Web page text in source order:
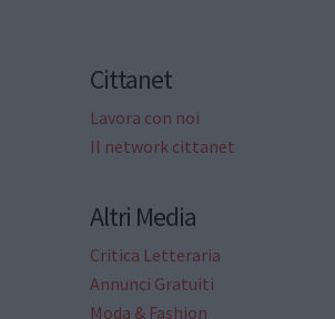
Cittanet
Lavora con noi
Il network cittanet
Altri Media
Critica Letteraria
Annunci Gratuiti
Moda & Fashion